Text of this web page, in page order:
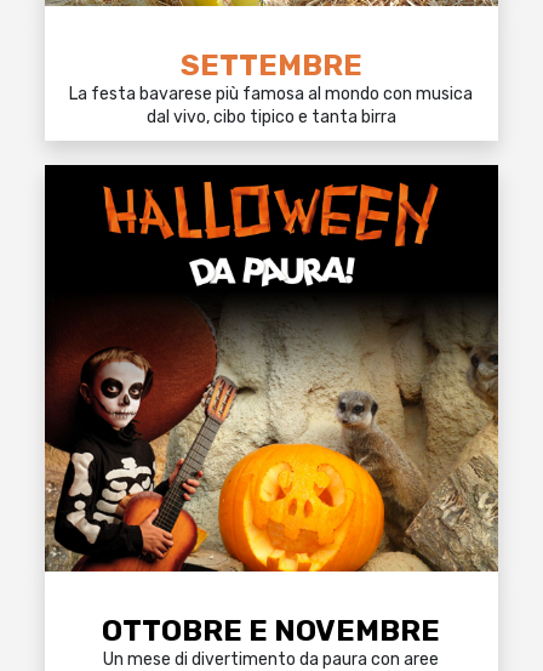
SETTEMBRE
La festa bavarese più famosa al mondo con musica
dal vivo, cibo tipico e tanta birra
OTTOBRE E NOVEMBRE
Un mese di divertimento da paura con aree